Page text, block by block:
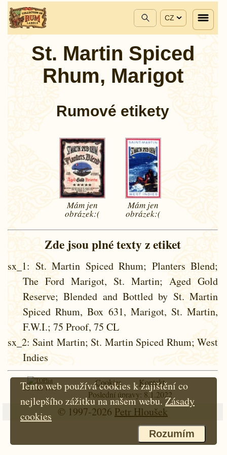
CZ
St. Martin Spiced
Rhum, Marigot
Rumové etikety
Mám jen
obrázek:(
Mám jen
obrázek:(
Zde jsou plné texty z etiket
sx_1: St. Martin Spiced Rhum; Planters Blend;
The Ford Marigot, St. Martin; Aged Gold
Reserve; Blended and Bottled by St. Martin
Spiced Rhum, Box 631, Marigot, St. Martin,
F.W.I.; 75 Proof, 75 CL
sx_2: Saint Martin; St. Martin Spiced Rhum; West
Indies
Od roku 1997
Cookies
Kontakt
Poslední úpravy: 8.1.2022
© 1997-2026 Petr Hloušek
Tento web používá cookies k zajištění co
nejlepšího zážitku na našem webu.Zásady
cookies
Rozumím